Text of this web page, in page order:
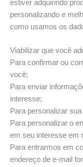
estiver adquirindo
personalizando e
como usamos os
Viabilizar que você
Para confirmar ou
você;
Para enviar
interesse;
Para personalizar
Para personalizar o
em seu interesse em
Para entrarmos em
endereço de e-mail